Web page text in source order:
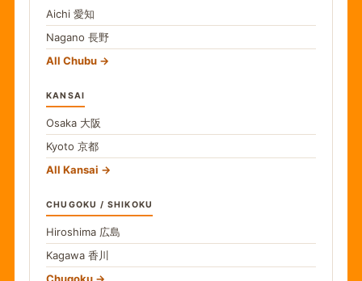
Aichi 愛知
Nagano 長野
All Chubu
KANSAI
Osaka 大阪
Kyoto 京都
All Kansai
CHUGOKU / SHIKOKU
Hiroshima 広島
Kagawa 香川